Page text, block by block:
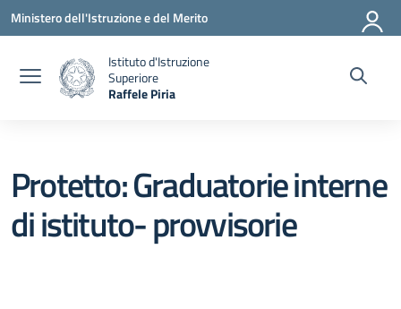
Vai ai contenuti
Vai al menu di navigazione
Vai al footer
Ministero dell'Istruzione e del Merito
Istituto d'Istruzione
Superiore
Raffele Piria
Protetto: Graduatorie interne
di istituto- provvisorie